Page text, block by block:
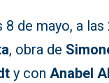
8 de mayo, a
, obra de
y conAnabel